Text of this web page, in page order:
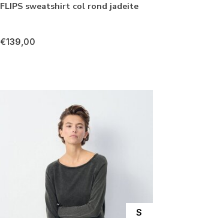
FLIPS sweatshirt col rond jadeite
€139,00
S